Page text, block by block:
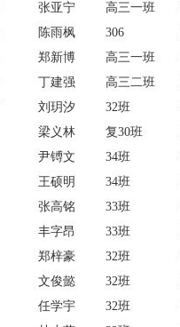
张亚宁 高三一班
陈雨枫 306
郑新博 高三一班
丁建强 高三二班
刘玥汐 32班
梁义林 复30班
尹镈文 34班
王硕明 34班
张高铭 33班
丰字昂 33班
郑梓豪 32班
文俊懿 32班
任学宇 32班